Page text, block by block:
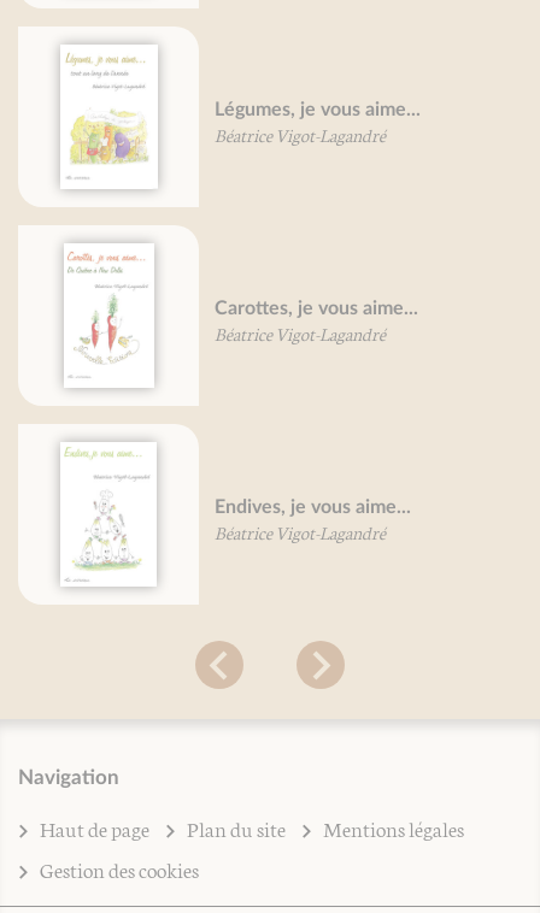
Légumes, je vous aime...
Béatrice Vigot-Lagandré
Carottes, je vous aime...
Béatrice Vigot-Lagandré
Endives, je vous aime...
Béatrice Vigot-Lagandré
Navigation
Haut de page Plan du site
Mentions légales
Gestion des cookies